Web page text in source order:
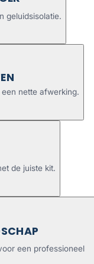
geluidsisolatie.
nette afwerking.
de juiste kit.
een professioneel